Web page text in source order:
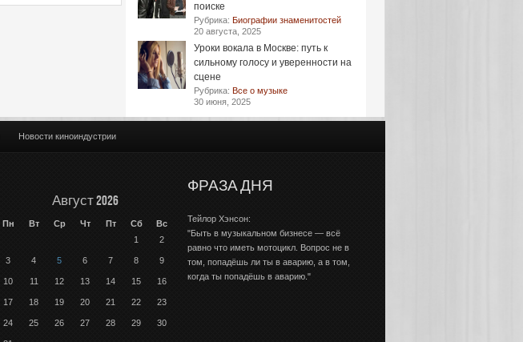
поиске
Рубрика: Биографии знаменитостей
20 августа, 2025
Уроки вокала в Москве: путь к
сильному голосу и уверенности на
сцене
Рубрика: Все о музыке
30 июня, 2025
Новости киноиндустрии
Август 2026
Пн Вт Ср Чт Пт Сб
Вс
1
2
3 4 5 6 7 8 9
10 11 12 13 14 15 16
17 18 19 20 21 22 23
24 25 26 27 28 29 30
ФРАЗА ДНЯ
Тейлор Хэнсон:
"Быть в музыкальном бизнесе — всё
равно что иметь мотоцикл. Вопрос не в
том, попадёшь ли ты в аварию, а в том,
когда ты попадёшь в аварию."